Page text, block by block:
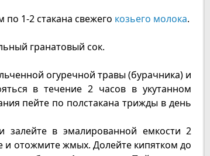
1-2 стакана свежего козьего молока.
гранатовый сок.
огуречной травы (бурачника) и
в течение 2 часов в укутанном
пейте по полстакана трижды в день
залейте в эмалированной емкости 2
и отожмите жмых. Долейте кипятком до